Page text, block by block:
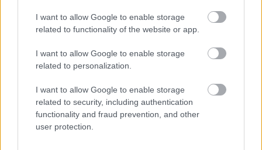
I want to allow Google to enable storage
related to functionality of the website or app.
I want to allow Google to enable storage
related to personalization.
I want to allow Google to enable storage
related to security, including authentication
functionality and fraud prevention, and other
user protection.
Łukasz Komenda 1
Asseco Resovia| Developres Rzeszów |ITA TOOLS Stal Mielec
Cellfast Wilki Krosno| Texom Stal Rzeszów|Stal Mielec
Motor Lublin|Stal Rzeszów| Stal Stalowa Wola|Wisła Kraków
Resovia|Wieczysta Kraków